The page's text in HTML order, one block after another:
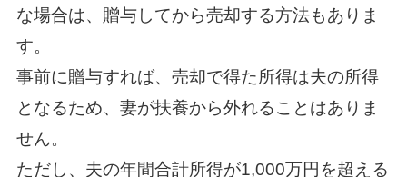
な場合は、贈与してから売却する方法もありま
す。
事前に贈与すれば、売却で得た所得は夫の所得
となるため、妻が扶養から外れることはありま
せん。
ただし、夫の年間合計所得が1,000万円を超える